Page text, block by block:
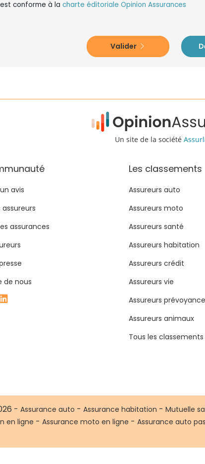
conforme à la charte éditoriale Opinion Assurances
Valider
Un site de la société
avis
assureurs
assurances
de nous
Les classements
Assureurs auto
Assureurs moto
Assureurs santé
Assureurs habitation
Assureurs crédit
Assureurs vie
Assureurs prévoyance
Assureurs animaux
Tous les classements
- Assurance auto - Assurance habitation - Mutuelle
en ligne - Assurance moto en ligne - Assurance auto